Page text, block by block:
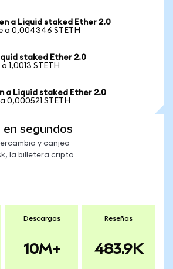
a Liquid staked Ether 2.0
a 0,004346 STETH
staked Ether 2.0
1,0013 STETH
a Liquid staked Ether 2.0
0,000521 STETH
en segundos
y canjea
la billetera cripto
Descargas
10M+
Reseñas
483.9K